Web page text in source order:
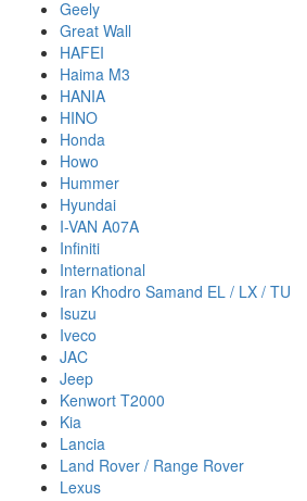
Geely
Great Wall
HAFEI
Haima M3
HANIA
HINO
Honda
Howo
Hummer
Hyundai
I-VAN A07A
Infiniti
International
Iran Khodro Samand EL / LX / TU
Isuzu
Iveco
JAC
Jeep
Kenwort T2000
Kia
Lancia
Land Rover / Range Rover
Lexus